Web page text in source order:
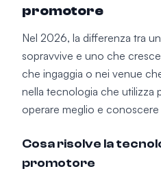
promotore
Nel 2026, la differenza tra
sopravvive e uno che
che ingaggia o nei venue
nella tecnologia che utilizza
operare meglio e
Cosa risolve la
promotore